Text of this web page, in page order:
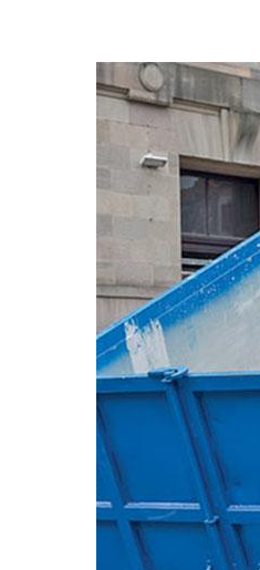
38860
3 et 30
À RG Location
besoins de
propose une
soient de petite ou
simplement en
bennes sont
vos déchets de
vous fournir un
convenance.
des déchets
N'hésitez pas à
Mont De Lans.